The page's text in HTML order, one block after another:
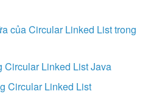
của Circular Linked List trong
Circular Linked List Java
Circular Linked List